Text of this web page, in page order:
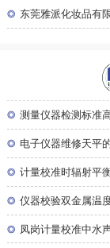
◎ 东莞雅派化妆品有
◎ 测量仪器检测标准
◎ 电子仪器维修天平
◎ 计量校准时辐射平
◎ 仪器校验双金属温
◎ 凤岗计量校准中水